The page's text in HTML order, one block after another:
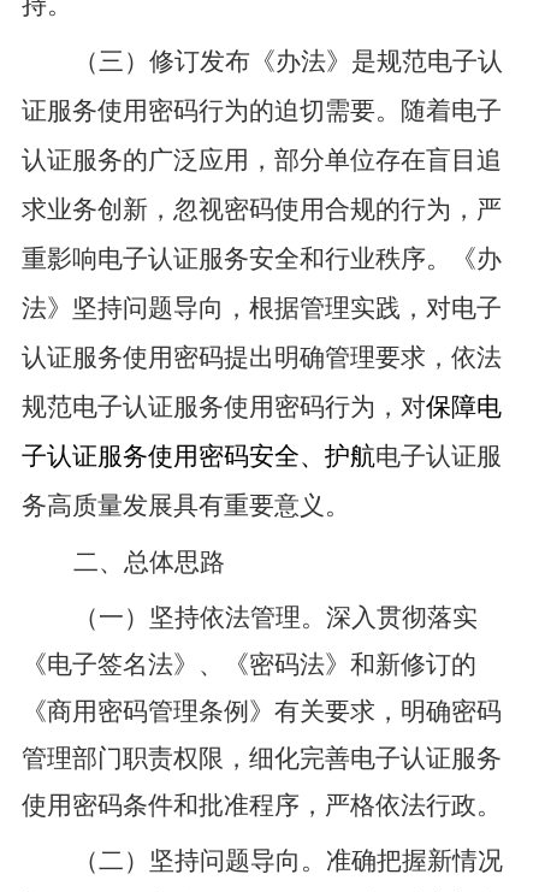
（三）修订发布《办法》是规范电子认
证服务使用密码行为的迫切需要。 随着电子
认证服务的广泛应用 ，部分单位存在盲目追
求业务创新，忽视密码使用合规的行为，严
重影响电子认证服务安全和行业秩序。
《办
法》 坚持问题导向，根据管理实践，对电子
认证服务使用密码提出明确管理要求，依法
规范电子认证服务使用密码行为， 对保障电
子认证服务使用密码安全、护航电子认证服
务高质量发展具有重要意义。
二、 总体思路
（一）坚持依法管理。 深入贯彻落实
《电子签名法》 、
《密码法》和新修订的
《商用密码管理条例》有关要求，明确密码
管理部门职责权限，细化完善电子认证服务
使用密码条件和批准程序，严格依法行政。
（二）坚持问题导向。 准确把握新情况